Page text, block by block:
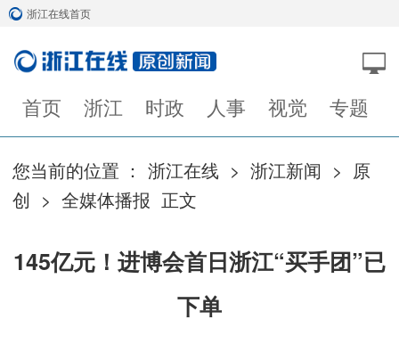
浙江在线首页
首页 浙江 时政 人事 视觉 专题
您当前的位置 ： 浙江在线 > 浙江新闻 > 原
创 > 全媒体播报 正文
145亿元！进博会首日浙江“买手团”已
下单